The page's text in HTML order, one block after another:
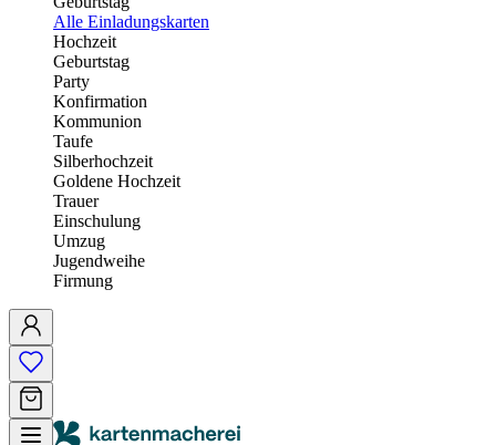
Alle Einladungskarten
Hochzeit
Geburtstag
Party
Konfirmation
Kommunion
Taufe
Silberhochzeit
Goldene Hochzeit
Trauer
Einschulung
Umzug
Jugendweihe
Firmung